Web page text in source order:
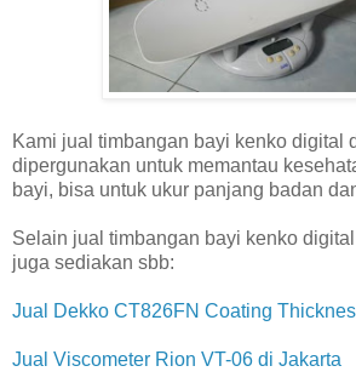
Kami jual timbangan bayi kenko digital
dipergunakan untuk memantau
bayi, bisa untuk ukur panjang badan
Selain jual timbangan bayi kenko
juga sediakan sbb:
Jual Dekko CT826FN Coating
Jual Viscometer Rion VT-06 di Jakarta